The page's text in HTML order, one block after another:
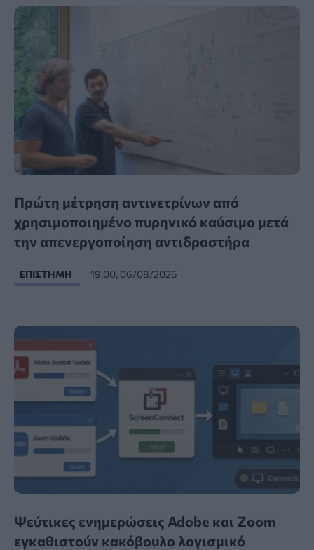
Πρώτη μέτρηση αντινετρίνων από
χρησιμοποιημένο πυρηνικό καύσιμο μετά
την απενεργοποίηση αντιδραστήρα
ΕΠΙΣΤΉΜΗ 19:00, 06/08/2026
Ψεύτικες ενημερώσεις Adobe και Zoom
εγκαθιστούν κακόβουλο λογισμικό